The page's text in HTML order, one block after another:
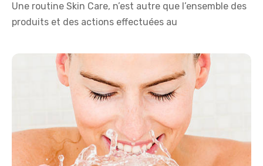
Une routine Skin Care, n’est autre que l’ensemble des
produits et des actions effectuées au